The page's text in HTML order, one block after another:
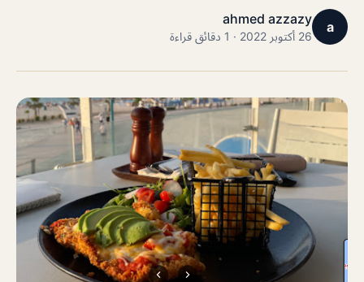
a
ahmed azzazy
26 أكتوبر 2022 · 1 دقائق قراءة